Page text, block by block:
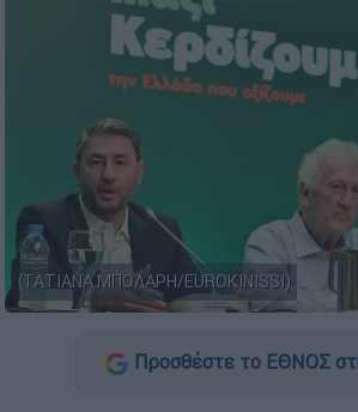
(ΤΑΤΙΑΝΑ ΜΠΟΛΑΡΗ/EUROKINISSI)
Προσθέστε το ΕΘΝΟΣ